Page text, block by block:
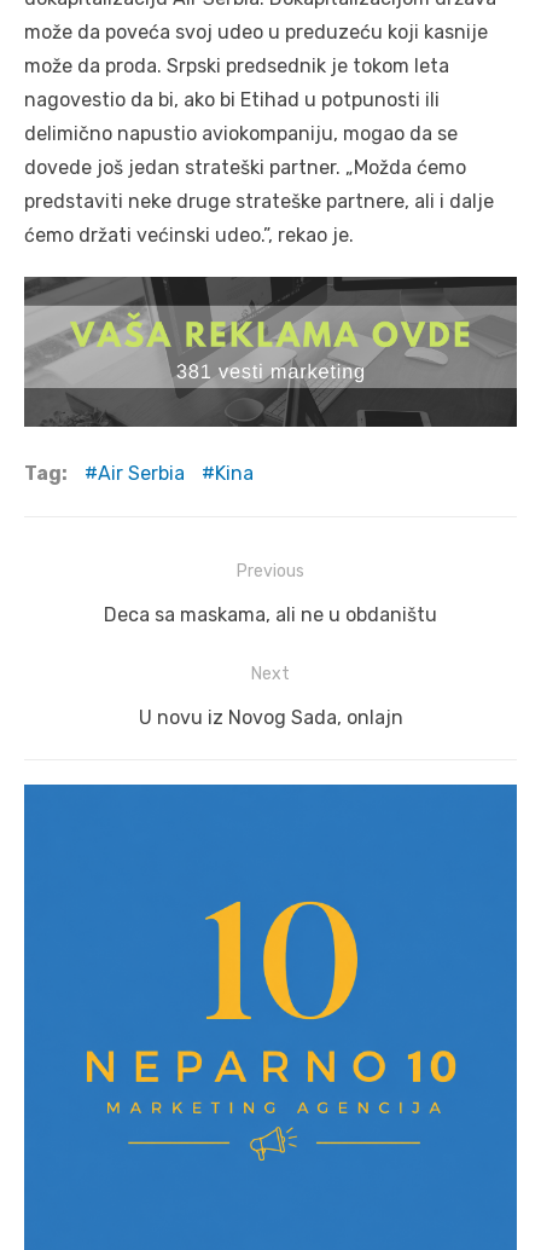
može da poveća svoj udeo u preduzeću koji kasnije
može da proda. Srpski predsednik je tokom leta
nagovestio da bi, ako bi Etihad u potpunosti ili
delimično napustio aviokompaniju, mogao da se
dovede još jedan strateški partner. „Možda ćemo
predstaviti neke druge strateške partnere, ali i dalje
ćemo držati većinski udeo.”, rekao je.
Tag: Air Serbia Kina
navigation
Previous
Previous
Deca sa maskama, ali ne u obdaništu
Next
Next
U novu iz Novog Sada, onlajn